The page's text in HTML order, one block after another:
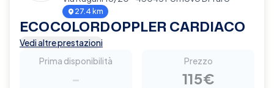
27.4 km
ECOCOLORDOPPLER CARDIACO
Vedi altre prestazioni
Prima disponibilità
-
Prezzo
115€